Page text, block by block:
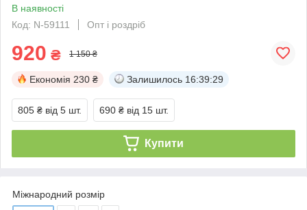
В наявності
Код: N-59111
Опт і роздріб
920 ₴ 1 150 ₴
Економія 230 ₴ Залишилось 16:39:29
805 ₴ від 5 шт. 690 ₴ від 15 шт.
Купити
Міжнародний розмір